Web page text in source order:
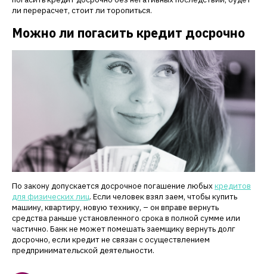
ли перерасчет, стоит ли торопиться.
Можно ли погасить кредит досрочно
По закону допускается досрочное погашение любыхкредитов
для физических лиц. Если человек взял заем, чтобы купить
машину, квартиру, новую технику, – он вправе вернуть
средства раньше установленного срока в полной сумме или
частично. Банк не может помешать заемщику вернуть долг
досрочно, если кредит не связан с осуществлением
предпринимательской деятельности.